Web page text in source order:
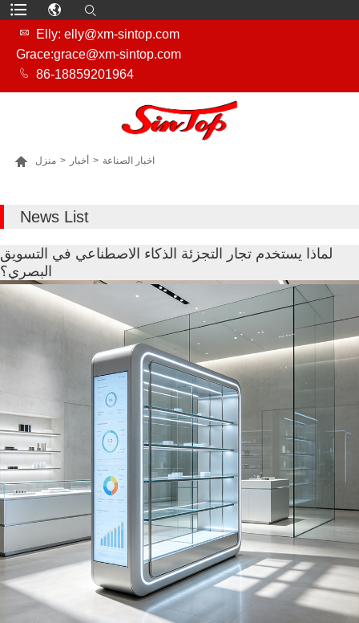

Elly: elly@xm-sintop.com
Grace:grace@xm-sintop.com
 86-18859201964
 منزل > أخبار > اخبار الصناعة
News List
لماذا يستخدم تجار التجزئة الذكاء الاصطناعي في التسويق
البصري؟